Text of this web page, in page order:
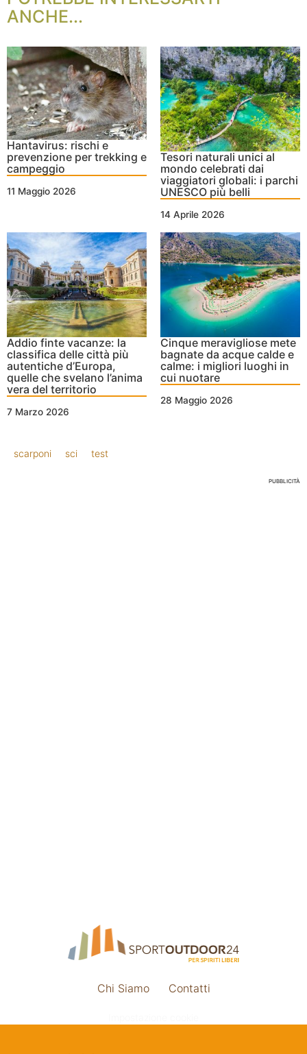
ANCHE...
Hantavirus: rischi e
prevenzione per trekking e
campeggio
11 Maggio 2026
Tesori naturali unici al
mondo celebrati dai
viaggiatori globali: i parchi
UNESCO più belli
14 Aprile 2026
Addio finte vacanze: la
classifica delle città più
autentiche d’Europa,
quelle che svelano l’anima
vera del territorio
7 Marzo 2026
Cinque meravigliose mete
bagnate da acque calde e
calme: i migliori luoghi in
cui nuotare
28 Maggio 2026
scarponi sci test
PUBBLICITÀ
Chi Siamo Contatti